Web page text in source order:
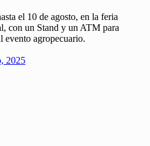
el 10 de agosto, en la feria
con un Stand y un ATM para
evento agropecuario.
2025